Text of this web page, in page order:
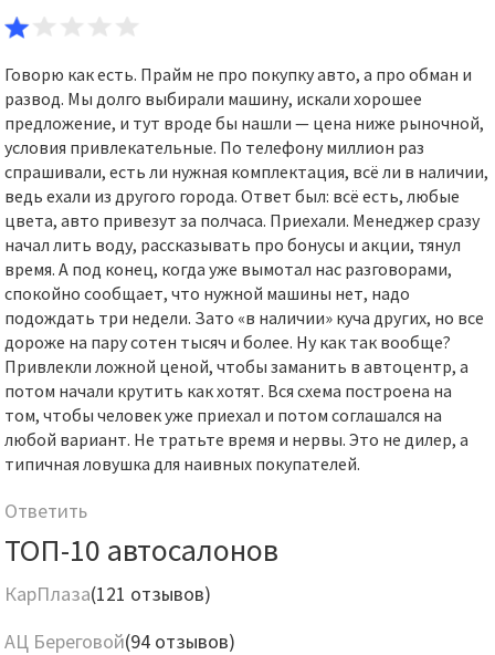
Говорю как есть. Прайм не про покупку авто, а про обман и
развод. Мы долго выбирали машину, искали хорошее
предложение, и тут вроде бы нашли — цена ниже рыночной,
условия привлекательные. По телефону миллион раз
спрашивали, есть ли нужная комплектация, всё ли в наличии,
ведь ехали из другого города. Ответ был: всё есть, любые
цвета, авто привезут за полчаса. Приехали. Менеджер сразу
начал лить воду, рассказывать про бонусы и акции, тянул
время. А под конец, когда уже вымотал нас разговорами,
спокойно сообщает, что нужной машины нет, надо
подождать три недели. Зато «в наличии» куча других, но все
дороже на пару сотен тысяч и более. Ну как так вообще?
Привлекли ложной ценой, чтобы заманить в автоцентр, а
потом начали крутить как хотят. Вся схема построена на
том, чтобы человек уже приехал и потом соглашался на
любой вариант. Не тратьте время и нервы. Это не дилер, а
типичная ловушка для наивных покупателей.
Ответить
ТОП-10 автосалонов
КарПлаза(121 отзывов)
АЦ Береговой(94 отзывов)